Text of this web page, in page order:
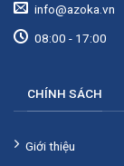
info@azoka.vn
08:00 - 17:00
CHÍNH SÁCH
Giới thiệu